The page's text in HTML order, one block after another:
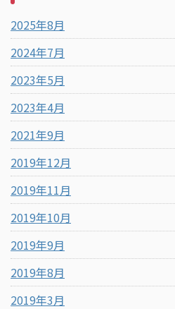
2025年8月
2024年7月
2023年5月
2023年4月
2021年9月
2019年12月
2019年11月
2019年10月
2019年9月
2019年8月
2019年3月